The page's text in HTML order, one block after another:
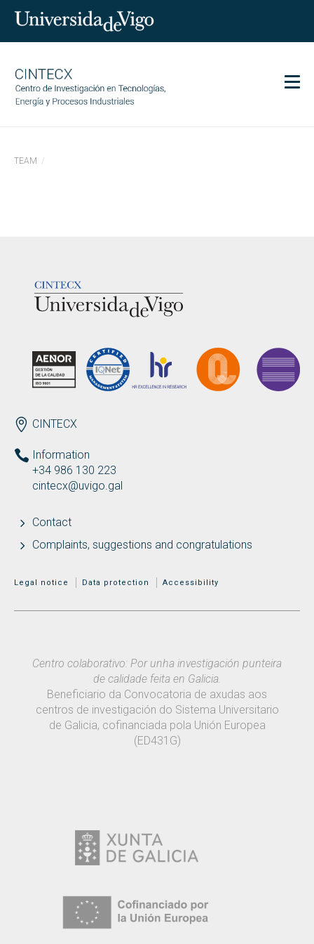
Research
Equality
GL ES Search
for:
SEARCH
TEAM
ENDEREZO EN
CINTECX
Information
+34 986 130 223
cintecx@uvigo.gal
Contact
Complaints, suggestions and congratulations
MENÚ ADICIONAL
Legal notice Data protection Accessibility
Centro colaborativo: Por unha investigación punteira
de calidade feita en Galicia.
Beneficiario da Convocatoria de axudas aos
centros de investigación do Sistema Universitario
de Galicia, cofinanciada pola Unión Europea
(ED431G)